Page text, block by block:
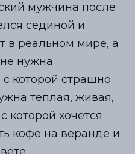
мужчина после
сединой и
реальном мире, а
нужна
с которой страшно
теплая, живая,
хочется
кофе на веранде и